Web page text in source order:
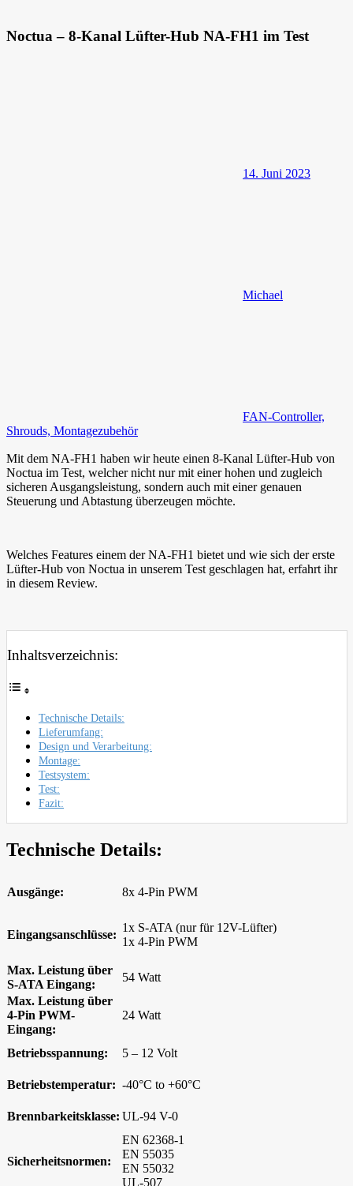
Noctua – 8-Kanal Lüfter-Hub NA-FH1 im Test
14. Juni 2023
Michael
FAN-Controller,
Shrouds, Montagezubehör
Mit dem NA-FH1 haben wir heute einen 8-Kanal Lüfter-Hub von
Noctua im Test, welcher nicht nur mit einer hohen und zugleich
sicheren Ausgangsleistung, sondern auch mit einer genauen
Steuerung und Abtastung überzeugen möchte.
Welches Features einem der NA-FH1 bietet und wie sich der erste
Lüfter-Hub von Noctua in unserem Test geschlagen hat, erfahrt ihr
in diesem Review.
Inhaltsverzeichnis:
Technische Details:
Lieferumfang:
Design und Verarbeitung:
Montage:
Testsystem:
Test:
Fazit:
Technische Details:
Ausgänge: 8x 4-Pin PWM
Eingangsanschlüsse:
1x S-ATA (nur für 12V-Lüfter)
1x 4-Pin PWM
Max. Leistung über
S-ATA Eingang:
54 Watt
Max. Leistung über
4-Pin PWM-
Eingang:
24 Watt
Betriebsspannung: 5 – 12 Volt
Betriebstemperatur: -40°C to +60°C
Brennbarkeitsklasse: UL-94 V-0
Sicherheitsnormen:
EN 62368-1
EN 55035
EN 55032
UL-507